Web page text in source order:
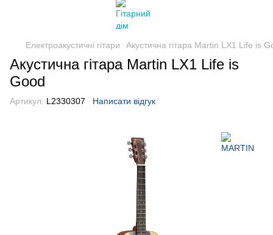
Електроакустичні гітари Акустична гітара Martin LX1 Life is
Акустична гітара Martin LX1 Life is
Good
Артикул: L2330307 Написати відгук